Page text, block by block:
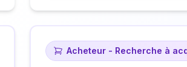
Acheteur - Recherche à